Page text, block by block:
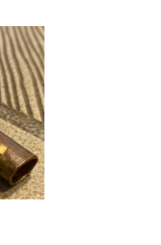
DULCIMERS正規